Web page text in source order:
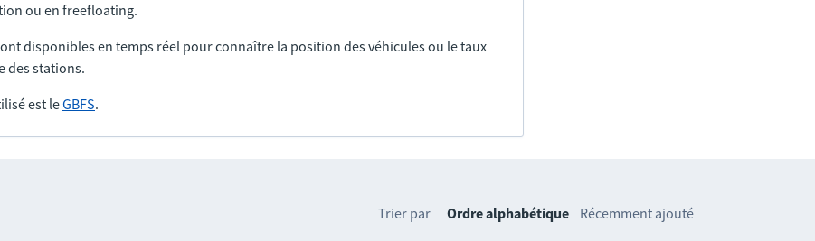
ou en freefloating.
disponibles en temps réel pour connaître la position des véhicules ou le taux
des stations.
est leGBFS.
Trier par Ordre alphabétique Récemment ajouté